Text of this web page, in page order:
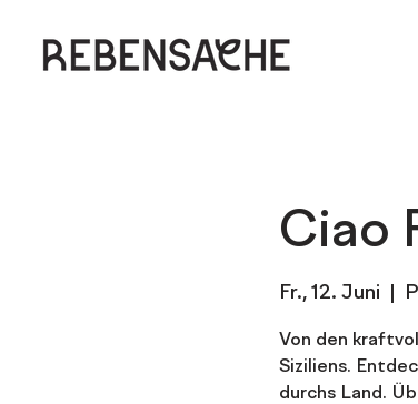
Ciao
Fr., 12. Juni
  |
Von den
Siziliens.
durchs Land.